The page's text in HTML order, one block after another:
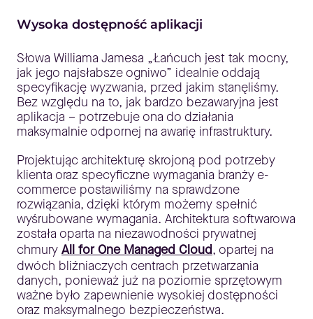
Wysoka dostępność aplikacji
Słowa Williama Jamesa „Łańcuch jest tak mocny,
jak jego najsłabsze ogniwo” idealnie oddają
specyfikację wyzwania, przed jakim stanęliśmy.
Bez względu na to, jak bardzo bezawaryjna jest
aplikacja – potrzebuje ona do działania
maksymalnie odpornej na awarię infrastruktury.
Projektując architekturę skrojoną pod potrzeby
klienta oraz specyficzne wymagania branży e-
commerce postawiliśmy na sprawdzone
rozwiązania, dzięki którym możemy spełnić
wyśrubowane wymagania. Architektura softwarowa
została oparta na niezawodności prywatnej
chmury All for One Managed Cloud, opartej na
dwóch bliźniaczych centrach przetwarzania
danych, ponieważ już na poziomie sprzętowym
ważne było zapewnienie wysokiej dostępności
oraz maksymalnego bezpieczeństwa.